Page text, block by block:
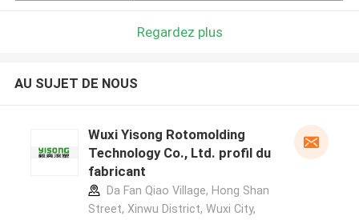
Regardez plus
AU SUJET DE NOUS
Wuxi Yisong Rotomolding
Technology Co., Ltd. profil du
fabricant
Da Fan Qiao Village, Hong Shan
Street, Xinwu District, Wuxi City,